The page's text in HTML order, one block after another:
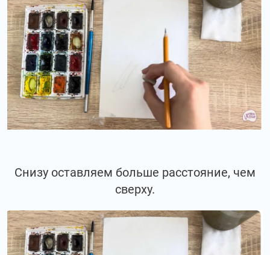
Снизу оставляем больше расстояние, чем
сверху.